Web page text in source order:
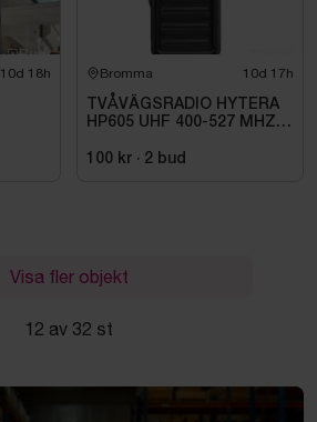
10d 18h Bromma 10d 17h
TVÅVÄGSRADIO HYTERA
HP605 UHF 400-527 MHZ
100 kr · 2 bud
Visa fler objekt
12 av 32 st